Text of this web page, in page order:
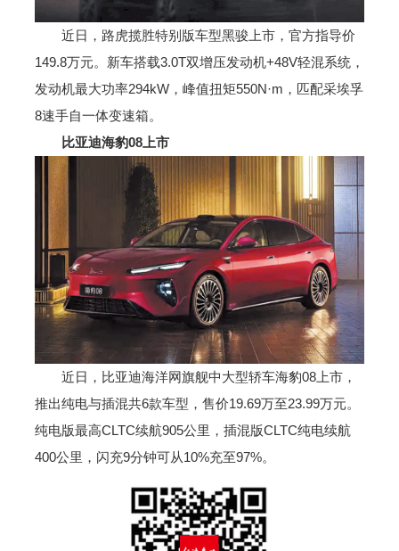
近日，路虎揽胜特别版车型黑骏上市，官方指导价
149.8万元。新车搭载3.0T双增压发动机+48V轻混系统，
发动机最大功率294kW，峰值扭矩550N·m，匹配采埃孚
8速手自一体变速箱。
比亚迪海豹08上市
近日，比亚迪海洋网旗舰中大型轿车海豹08上市，
推出纯电与插混共6款车型，售价19.69万至23.99万元。
纯电版最高CLTC续航905公里，插混版CLTC纯电续航
400公里，闪充9分钟可从10%充至97%。